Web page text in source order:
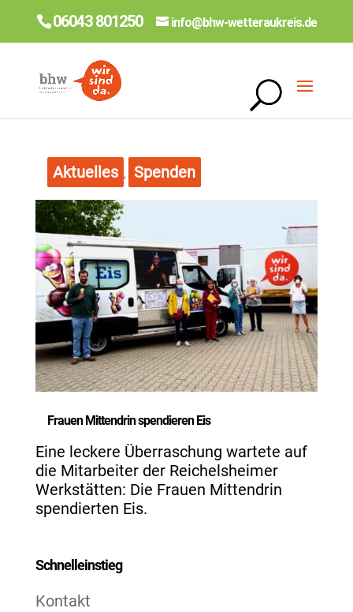
06043 801250 info@bhw-wetteraukreis.de
Aktuelles , Spenden
Frauen Mittendrin spendieren Eis
Eine leckere Überraschung wartete auf
die Mitarbeiter der Reichelsheimer
Werkstätten: Die Frauen Mittendrin
spendierten Eis.
Schnelleinstieg
Kontakt